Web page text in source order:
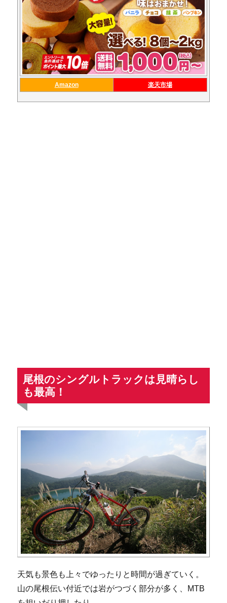
Amazon 楽天市場
尾根のシングルトラックは見晴らし
も最高！
天気も景色も上々でゆったりと時間が過ぎていく。
山の尾根伝い付近では岩がつづく部分が多く、MTB